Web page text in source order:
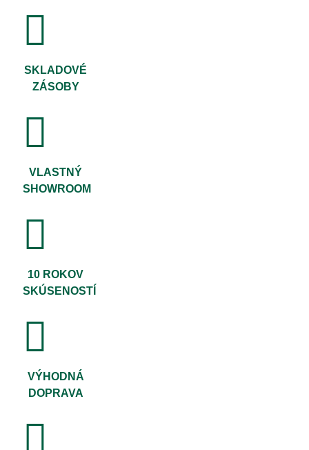
SKLADOVÉ
ZÁSOBY
VLASTNÝ
SHOWROOM
10 ROKOV
SKÚSENOSTÍ
VÝHODNÁ
DOPRAVA